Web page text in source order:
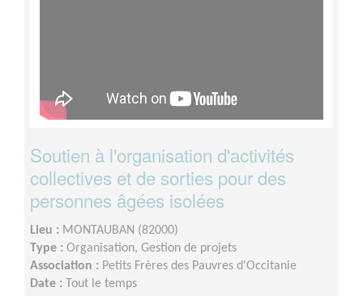
Soutien à l'organisation d'activités
collectives et de sorties pour des
personnes âgées isolées
Lieu : MONTAUBAN (82000)
Type : Organisation, Gestion de projets
Association : Petits Frères des Pauvres d'Occitanie
Date : Tout le temps